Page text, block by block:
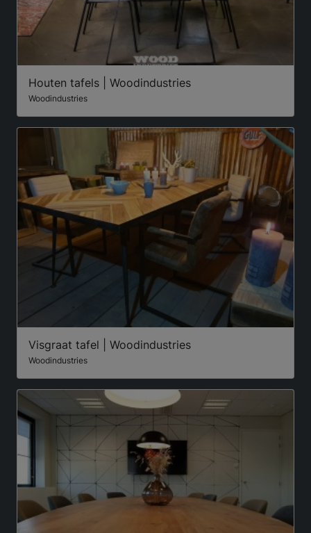
Houten tafels | Woodindustries
Woodindustries
Visgraat tafel | Woodindustries
Woodindustries